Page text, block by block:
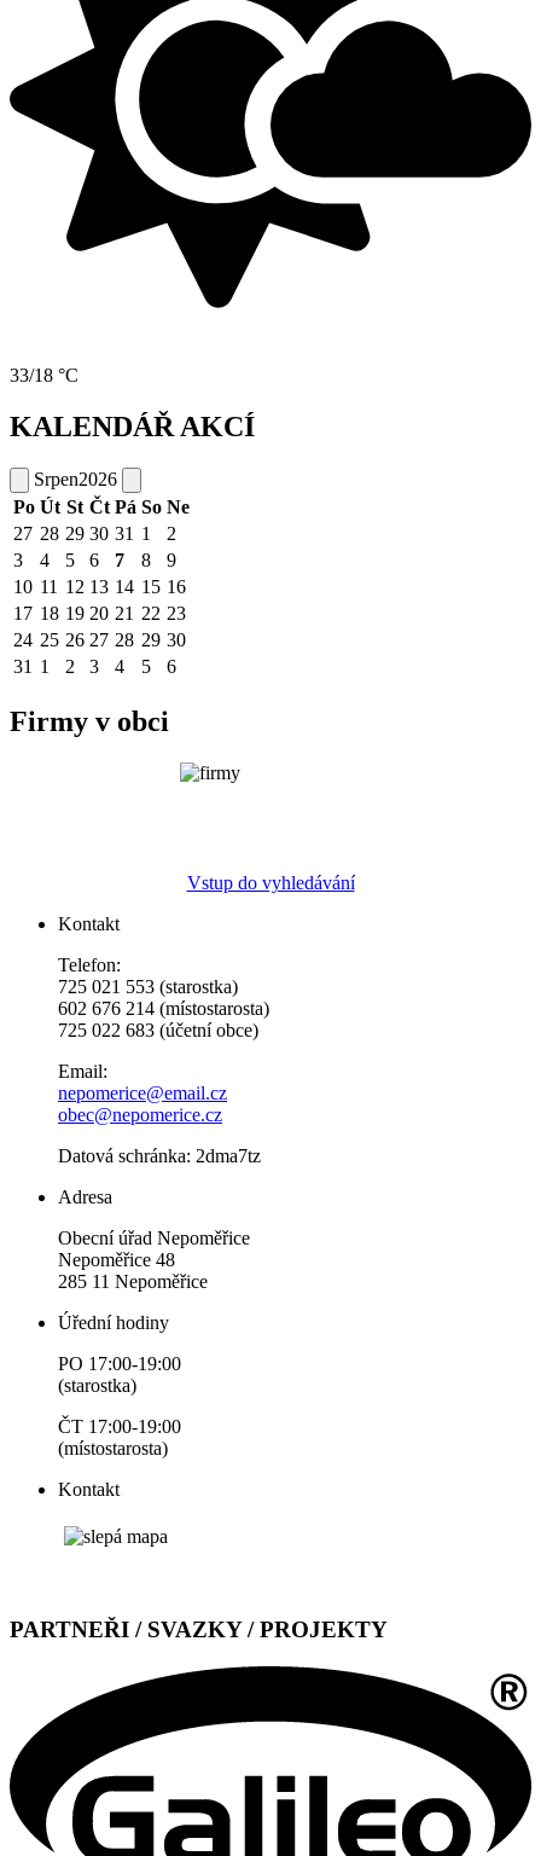
33/18 °C
KALENDÁŘ AKCÍ
Srpen2026
Po Út St Čt Pá So Ne
27 28 29 30 31 1
2
3
4 5 6 7 8
9
10 11 12 13 14 15 16
17 18 19 20 21 22 23
24 25 26 27 28 29 30
31 1 2 3 4 5 6
Firmy v obci
Vstup do vyhledávání
Kontakt
Telefon:
725 021 553 (starostka)
602 676 214 (místostarosta)
725 022 683 (účetní obce)
Email:
nepomerice@email.cz
obec@nepomerice.cz
Datová schránka: 2dma7tz
Adresa
Obecní úřad Nepoměřice
Nepoměřice 48
285 11 Nepoměřice
Úřední hodiny
PO 17:00-19:00
(starostka)
ČT 17:00-19:00
(místostarosta)
Kontakt
PARTNEŘI / SVAZKY / PROJEKTY